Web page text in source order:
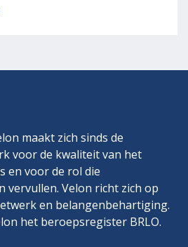
maakt zich sinds de
voor de kwaliteit van het
en voor de rol die
vervullen. Velon richt zich op
en belangenbehartiging.
het beroepsregister BRLO.